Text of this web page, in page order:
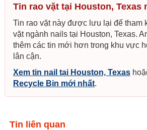
Tin rao vặt tại Houston, Texas
Tin rao vặt này được lưu lại để tham
vặt ngành nails tại Houston, Texas.
thêm các tin mới hơn trong khu vực
lân cận.
Xem tin nail tại Houston, Texas
Recycle Bin mới nhất.
Tin liên quan